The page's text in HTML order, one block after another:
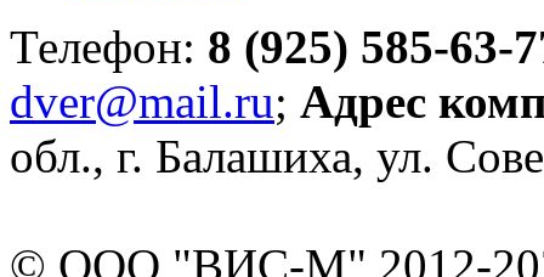
Телефон: 8 (925) 585-63-
dver@mail.ru; Адрес
обл., г. Балашиха, ул.
© ООО "ВИС-М" 2012-